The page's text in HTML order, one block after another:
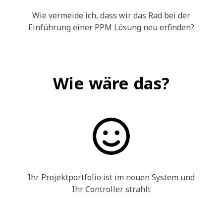
Wie vermeide ich, dass wir das Rad bei der
Einführung einer PPM Lösung neu erfinden?
Wie wäre das?
Ihr Projektportfolio ist im neuen System und
Ihr Controller strahlt